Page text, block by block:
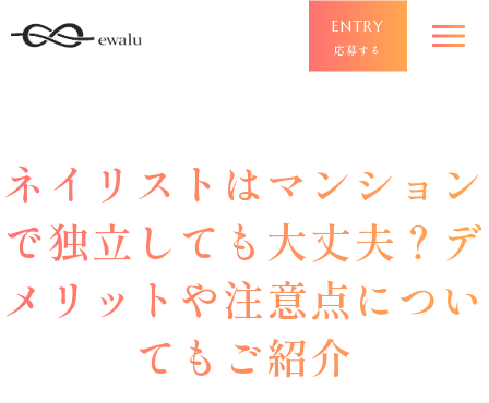
ENTRY
応募する
ネイリストはマンション
で独立しても大丈夫？デ
メリットや注意点につい
てもご紹介